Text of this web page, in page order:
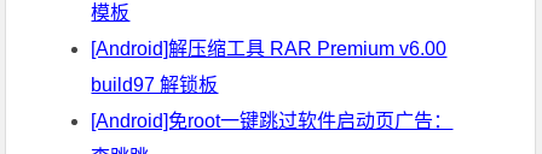
模板
[Android]解压缩工具 RAR Premium v6.00
build97 解锁板
[Android]免root一键跳过软件启动页广告：